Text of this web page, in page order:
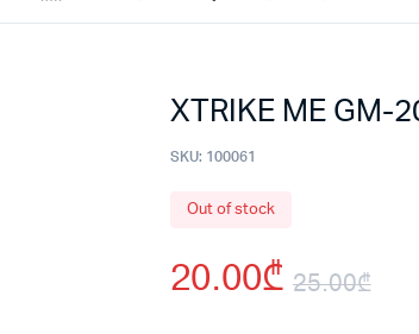
XTRIKE ME GM-
SKU: 100061
Out of stock
25.00₾
20.00₾